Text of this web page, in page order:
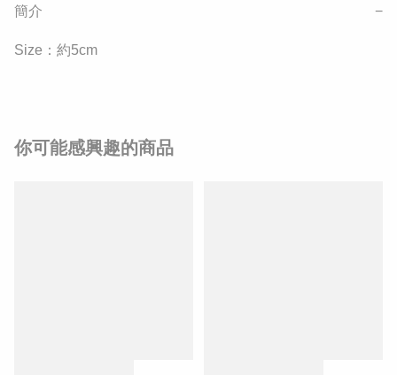
簡介 −
Size：約5cm
你可能感興趣的商品